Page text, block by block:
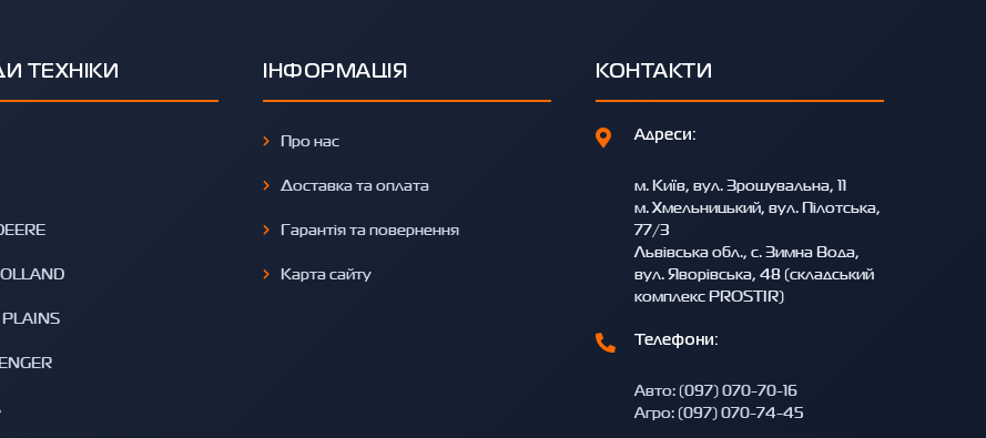
ТЕХНІКИ
PLAINS
ІНФОРМАЦІЯ
Про нас
Доставка та оплата
Гарантія та повернення
Карта сайту
КОНТАКТИ
Адреси:
м. Київ, вул. Зрошувальна, 11
м. Хмельницький, вул. Пілотська,
77/3
Львівська обл., с. Зимна Вода,
вул. Яворівська, 48 (складський
комплекс PROSTIR)
Телефони:
Авто: (097) 070-70-16
Агро: (097) 070-74-45